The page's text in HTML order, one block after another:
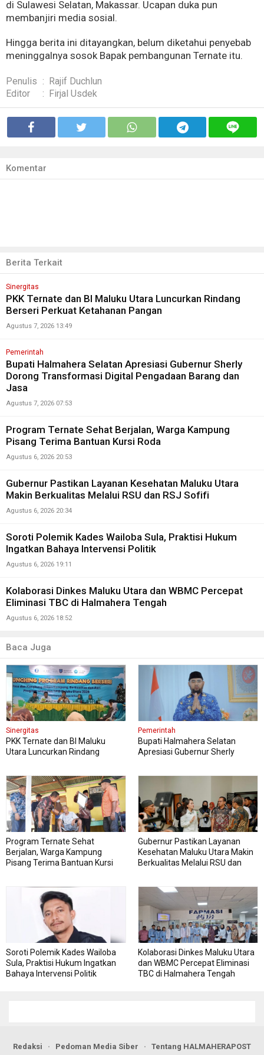
di Sulawesi Selatan, Makassar. Ucapan duka pun
membanjiri media sosial.
Hingga berita ini ditayangkan, belum diketahui penyebab
meninggalnya sosok Bapak pembangunan Ternate itu.
Penulis : Rajif Duchlun
Editor
: Firjal Usdek
Komentar
Berita Terkait
Sinergitas
PKK Ternate dan BI Maluku Utara Luncurkan Rindang
Berseri Perkuat Ketahanan Pangan
Agustus 7, 2026 13:49
Pemerintah
Bupati Halmahera Selatan Apresiasi Gubernur Sherly
Dorong Transformasi Digital Pengadaan Barang dan
Jasa
Agustus 7, 2026 07:53
Program Ternate Sehat Berjalan, Warga Kampung
Pisang Terima Bantuan Kursi Roda
Agustus 6, 2026 20:53
Gubernur Pastikan Layanan Kesehatan Maluku Utara
Makin Berkualitas Melalui RSU dan RSJ Sofifi
Agustus 6, 2026 20:34
Soroti Polemik Kades Wailoba Sula, Praktisi Hukum
Ingatkan Bahaya Intervensi Politik
Agustus 6, 2026 19:11
Kolaborasi Dinkes Maluku Utara dan WBMC Percepat
Eliminasi TBC di Halmahera Tengah
Agustus 6, 2026 18:52
Baca Juga
Sinergitas
PKK Ternate dan BI Maluku
Utara Luncurkan Rindang
Pemerintah
Bupati Halmahera Selatan
Apresiasi Gubernur Sherly
Program Ternate Sehat
Berjalan, Warga Kampung
Pisang Terima Bantuan Kursi
Gubernur Pastikan Layanan
Kesehatan Maluku Utara Makin
Berkualitas Melalui RSU dan
Soroti Polemik Kades Wailoba
Sula, Praktisi Hukum Ingatkan
Bahaya Intervensi Politik
Kolaborasi Dinkes Maluku Utara
dan WBMC Percepat Eliminasi
TBC di Halmahera Tengah
Redaksi Pedoman Media Siber Tentang HALMAHERAPOST